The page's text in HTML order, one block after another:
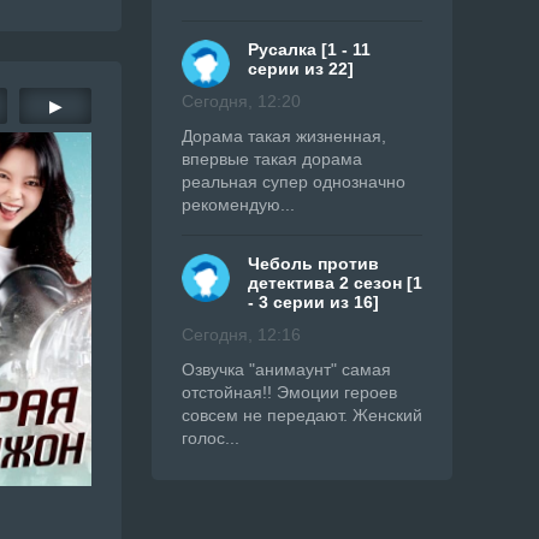
▶
Русалка [1 - 11
серии из 22]
Сегодня, 12:20
Дорама такая жизненная,
впервые такая дорама
реальная супер однозначно
рекомендую...
Чеболь против
детектива 2 сезон [1
- 3 серии из 16]
Сегодня, 12:16
Озвучка "анимаунт" самая
отстойная!! Эмоции героев
совсем не передают. Женский
голос...